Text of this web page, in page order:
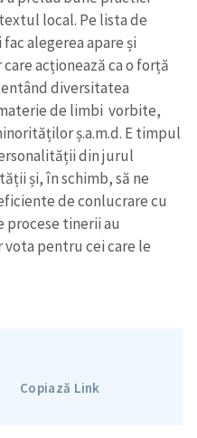
local. Pe lista de
alegerea apare și
acționează ca o forță
diversitatea
de limbi vorbite,
ș.a.m.d. E timpul
din jurul
și, în schimb, să ne
de conlucrare cu
procese tinerii au
pentru cei care le
Copiază Link